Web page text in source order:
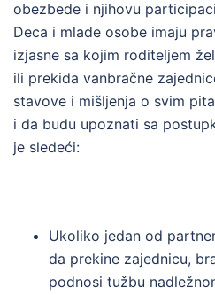
obezbede i njihovu
Deca i mlade osobe imaju
izjasne sa kojim roditeljem
ili prekida vanbračne
stavove i mišljenja o svim
i da budu upoznati sa
je sledeći:
Ukoliko jedan od
da prekine zajednicu,
podnosi tužbu